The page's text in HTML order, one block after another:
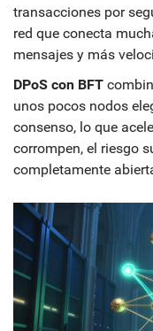
transacciones por
red que conecta
mensajes y más
DPoS con BFT
unos pocos nodos
consenso, lo que
corrompen, el riesgo
completamente